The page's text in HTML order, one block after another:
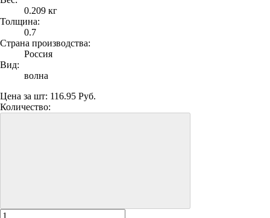
0.209 кг
Толщина:
0.7
Страна производства:
Россия
Вид:
волна
Цена за шт: 116.95 Руб.
Количество: